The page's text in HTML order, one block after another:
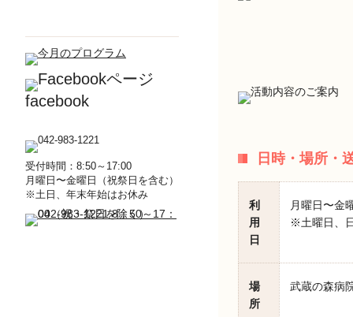
facebook
受付時間：8:50～17:00
月曜日〜金曜日（祝祭日を含む）
※土日、年末年始はお休み
日時・場所・
利
用
日
月曜日〜金
※土曜日、
場
所
武蔵の森病